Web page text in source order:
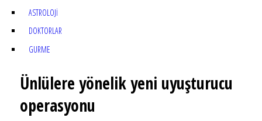
ASTROLOJİ
DOKTORLAR
GURME
Ünlülere yönelik yeni uyuşturucu
operasyonu